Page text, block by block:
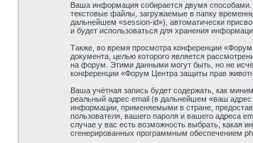
Ваша информация собирается двумя
текстовые файлы, загружаемые в папку
дальнейшем «session-id»), автоматически
и будет использоваться для хранения
Также, во время просмотра конференции
документа, целью которого является
на форум. Этими данными могут быть, но не
конференции «Форум Центра защиты прав
Ваша учётная запись будет содержать, как
реальный адрес email (в дальнейшем «ваш
информации, применяемыми в стране,
пользователя, вашего пароля и вашего адреса
случае у вас есть возможность выбрать, какая
сгенерированных программным обеспечением